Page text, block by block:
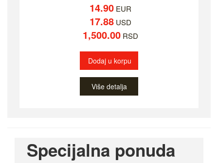
14.90EUR
17.88USD
1,500.00RSD
Dodaj u korpu
Više detalja
Specijalna ponuda